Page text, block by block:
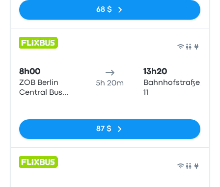
68 $
8h00
ZOB Berlin
Central Bus
5h 20m
13h20
Bahnhofstraße,
11
87 $